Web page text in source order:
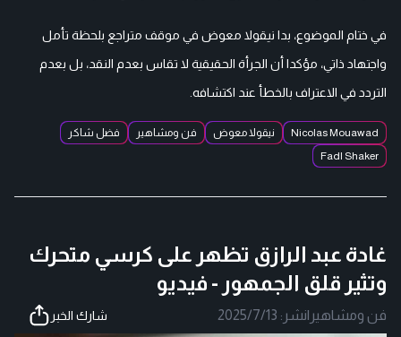
في ختام الموضوع، بدا نيقولا معوض في موقف متراجع بلحظة تأمل
واجتهاد ذاتي، مؤكدا أن الجرأة الحقيقية لا تقاس بعدم النقد، بل بعدم
التردد في الاعتراف بالخطأ عند اكتشافه.
Nicolas Mouawad نيقولا معوض فن ومشاهير
فضل شاكر
Fadl Shaker
غادة عبد الرازق تظهر على كرسي متحرك
وتثير قلق الجمهور - فيديو
فن ومشاهير |نشر: 2025/7/13 شارك الخبر